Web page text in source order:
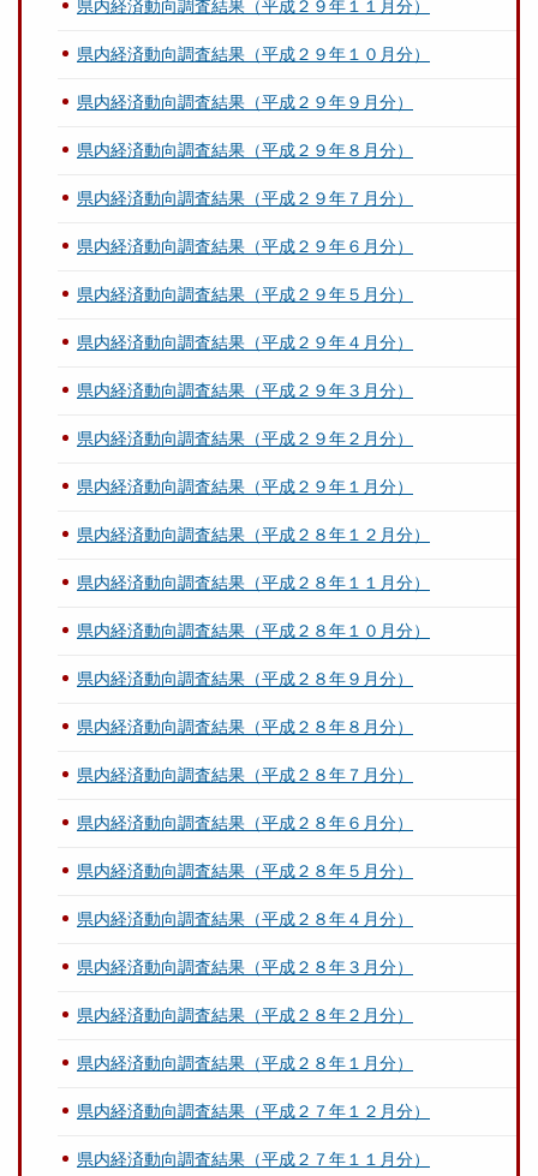
県内経済動向調査結果（平成２９年１１月分）
県内経済動向調査結果（平成２９年１０月分）
県内経済動向調査結果（平成２９年９月分）
県内経済動向調査結果（平成２９年８月分）
県内経済動向調査結果（平成２９年７月分）
県内経済動向調査結果（平成２９年６月分）
県内経済動向調査結果（平成２９年５月分）
県内経済動向調査結果（平成２９年４月分）
県内経済動向調査結果（平成２９年３月分）
県内経済動向調査結果（平成２９年２月分）
県内経済動向調査結果（平成２９年１月分）
県内経済動向調査結果（平成２８年１２月分）
県内経済動向調査結果（平成２８年１１月分）
県内経済動向調査結果（平成２８年１０月分）
県内経済動向調査結果（平成２８年９月分）
県内経済動向調査結果（平成２８年８月分）
県内経済動向調査結果（平成２８年７月分）
県内経済動向調査結果（平成２８年６月分）
県内経済動向調査結果（平成２８年５月分）
県内経済動向調査結果（平成２８年４月分）
県内経済動向調査結果（平成２８年３月分）
県内経済動向調査結果（平成２８年２月分）
県内経済動向調査結果（平成２８年１月分）
県内経済動向調査結果（平成２７年１２月分）
県内経済動向調査結果（平成２７年１１月分）